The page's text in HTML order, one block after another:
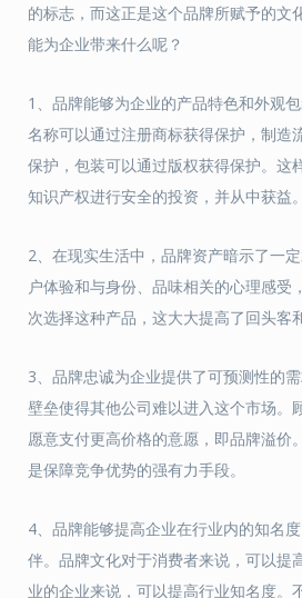
的标志，而这正是这个品牌所赋予的文
能为企业带来什么呢？
1、品牌能够为企业的产品特色和外观
名称可以通过注册商标获得保护，制造
保护，包装可以通过版权获得保护。这
知识产权进行安全的投资，并从中获益。
2、在现实生活中，品牌资产暗示了一
户体验和与身份、品味相关的心理感受
次选择这种产品，这大大提高了回头客
3、品牌忠诚为企业提供了可预测性的
壁垒使得其他公司难以进入这个市场。
愿意支付更高价格的意愿，即品牌溢价
是保障竞争优势的强有力手段。
4、品牌能够提高企业在行业内的知名
伴。品牌文化对于消费者来说，可以提
业的企业来说，可以提高行业知名度。